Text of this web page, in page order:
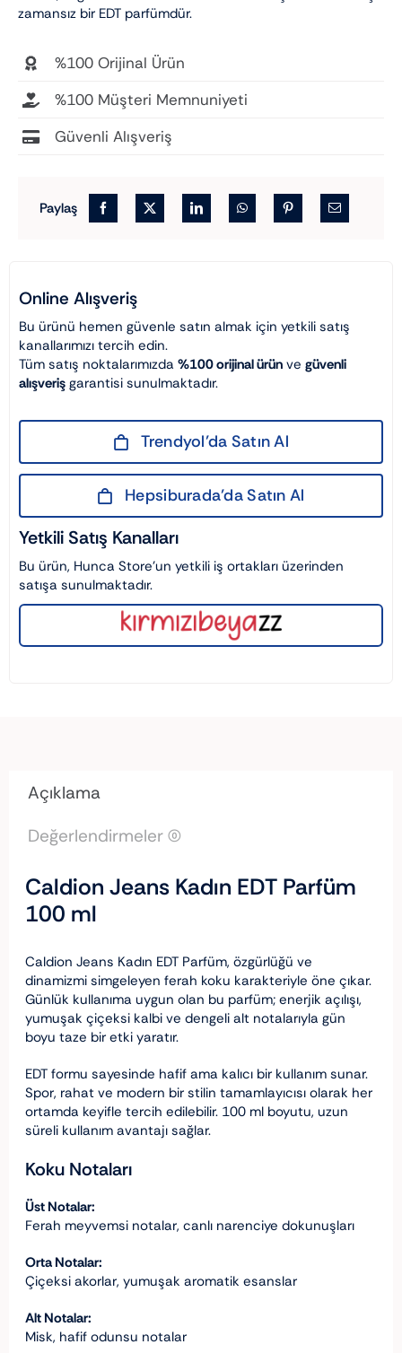
zamansız bir EDT parfümdür.
%100 Orijinal Ürün
%100 Müşteri Memnuniyeti
Güvenli Alışveriş
Paylaş
Online Alışveriş
Bu ürünü hemen güvenle satın almak için yetkili satış
kanallarımızı tercih edin.
Tüm satış noktalarımızda %100 orijinal ürün ve güvenli
alışveriş garantisi sunulmaktadır.
Trendyol’da Satın Al
Hepsiburada’da Satın Al
Yetkili Satış Kanalları
Bu ürün, Hunca Store’un yetkili iş ortakları üzerinden
satışa sunulmaktadır.
Açıklama
Değerlendirmeler (0)
Caldion Jeans Kadın EDT Parfüm
100 ml
Caldion Jeans Kadın EDT Parfüm, özgürlüğü ve
dinamizmi simgeleyen ferah koku karakteriyle öne çıkar.
Günlük kullanıma uygun olan bu parfüm; enerjik açılışı,
yumuşak çiçeksi kalbi ve dengeli alt notalarıyla gün
boyu taze bir etki yaratır.
EDT formu sayesinde hafif ama kalıcı bir kullanım sunar.
Spor, rahat ve modern bir stilin tamamlayıcısı olarak her
ortamda keyifle tercih edilebilir. 100 ml boyutu, uzun
süreli kullanım avantajı sağlar.
Koku Notaları
Üst Notalar:
Ferah meyvemsi notalar, canlı narenciye dokunuşları
Orta Notalar:
Çiçeksi akorlar, yumuşak aromatik esanslar
Alt Notalar:
Misk, hafif odunsu notalar